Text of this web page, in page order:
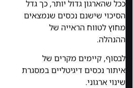
ככל שהארגון גדול יותר, כך גדל
הסיכוי שישנם נכסים שנמצאים
מחוץ לטווח הראייה של
ההנהלה.
לבסוף, קיימים מקרים של
איתור נכסים דיגיטליים במסגרת
שינוי ארגוני.